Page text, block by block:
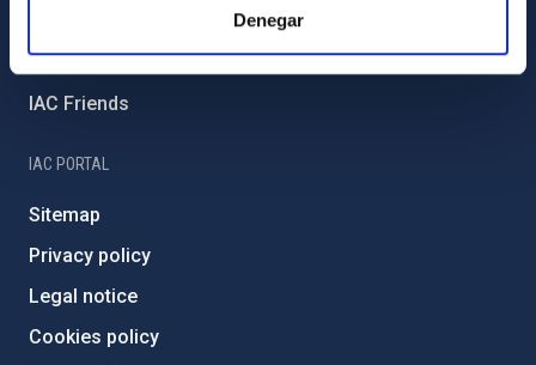
Denegar
Severo Ochoa Programme
IAC Friends
IAC PORTAL
Sitemap
Privacy policy
Legal notice
Cookies policy